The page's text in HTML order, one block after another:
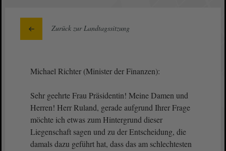
Zurück zur Landtagssitzung
Michael Richter (Minister der Finanzen):
Sehr geehrte Frau Präsidentin! Meine Damen und
Herren! Herr Ruland, gerade aufgrund Ihrer Frage
möchte ich etwas zum Hintergrund dieser
Liegenschaft sagen und zu der Entscheidung, die
damals dazu geführt hat, dass das am schlechtesten